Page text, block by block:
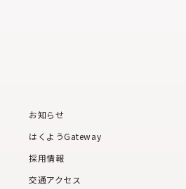
お知らせ
はくようGateway
採用情報
交通アクセス